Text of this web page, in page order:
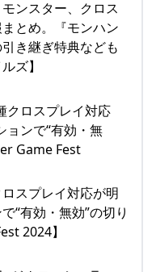
ンスター、クロス
とめ。『モンハン
き継ぎ特典なども
ズ】
スプレイ対応が明
“有効・無効”の切り
2024】